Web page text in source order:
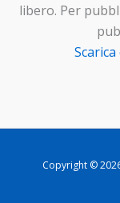
libero. Per
Copyright ©